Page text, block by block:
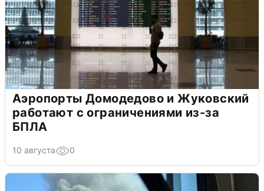
Аэропорты Домодедово и Жуковский
работают с ограничениями из-за
БПЛА
10 августа 0